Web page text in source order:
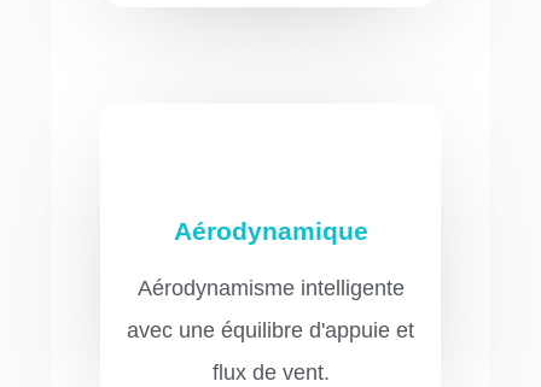
Aérodynamique
Aérodynamisme intelligente
avec une équilibre d'appuie et
flux de vent.